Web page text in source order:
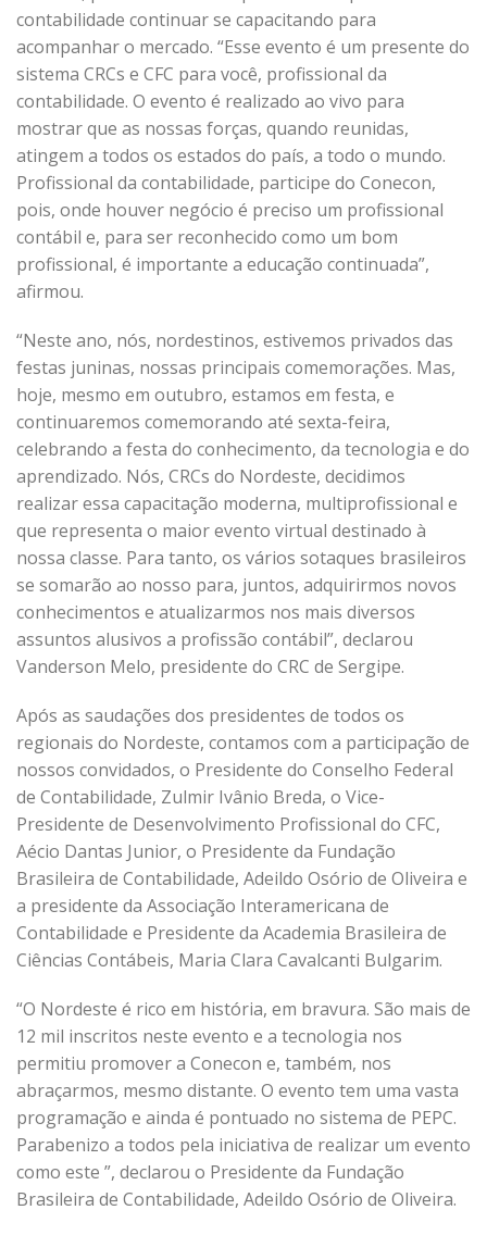
contabilidade continuar se capacitando para
acompanhar o mercado. “Esse evento é um presente do
sistema CRCs e CFC para você, profissional da
contabilidade. O evento é realizado ao vivo para
mostrar que as nossas forças, quando reunidas,
atingem a todos os estados do país, a todo o mundo.
Profissional da contabilidade, participe do Conecon,
pois, onde houver negócio é preciso um profissional
contábil e, para ser reconhecido como um bom
profissional, é importante a educação continuada”,
afirmou.
“Neste ano, nós, nordestinos, estivemos privados das
festas juninas, nossas principais comemorações. Mas,
hoje, mesmo em outubro, estamos em festa, e
continuaremos comemorando até sexta-feira,
celebrando a festa do conhecimento, da tecnologia e do
aprendizado. Nós, CRCs do Nordeste, decidimos
realizar essa capacitação moderna, multiprofissional e
que representa o maior evento virtual destinado à
nossa classe. Para tanto, os vários sotaques brasileiros
se somarão ao nosso para, juntos, adquirirmos novos
conhecimentos e atualizarmos nos mais diversos
assuntos alusivos a profissão contábil”, declarou
Vanderson Melo, presidente do CRC de Sergipe.
Após as saudações dos presidentes de todos os
regionais do Nordeste, contamos com a participação de
nossos convidados, o Presidente do Conselho Federal
de Contabilidade, Zulmir Ivânio Breda, o Vice-
Presidente de Desenvolvimento Profissional do CFC,
Aécio Dantas Junior, o Presidente da Fundação
Brasileira de Contabilidade, Adeildo Osório de Oliveira e
a presidente da Associação Interamericana de
Contabilidade e Presidente da Academia Brasileira de
Ciências Contábeis, Maria Clara Cavalcanti Bulgarim.
“O Nordeste é rico em história, em bravura. São mais de
12 mil inscritos neste evento e a tecnologia nos
permitiu promover a Conecon e, também, nos
abraçarmos, mesmo distante. O evento tem uma vasta
programação e ainda é pontuado no sistema de PEPC.
Parabenizo a todos pela iniciativa de realizar um evento
como este ”, declarou o Presidente da Fundação
Brasileira de Contabilidade, Adeildo Osório de Oliveira.